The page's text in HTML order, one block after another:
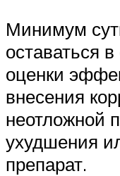
Минимум
оставаться
оценки
внесения
неотложной
ухудшения
препарат.